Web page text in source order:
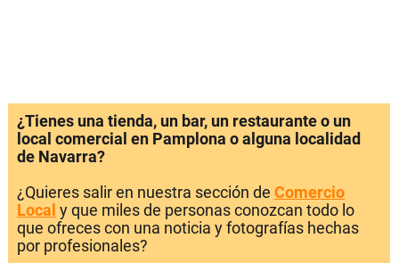
¿Tienes una tienda, un bar, un restaurante o un
local comercial en Pamplona o alguna localidad
de Navarra?
¿Quieres salir en nuestra sección de Comercio
Local y que miles de personas conozcan todo lo
que ofreces con una noticia y fotografías hechas
por profesionales?